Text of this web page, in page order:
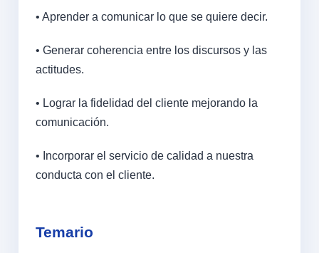
• Aprender a comunicar lo que se quiere decir.
• Generar coherencia entre los discursos y las
actitudes.
• Lograr la fidelidad del cliente mejorando la
comunicación.
• Incorporar el servicio de calidad a nuestra
conducta con el cliente.
Temario